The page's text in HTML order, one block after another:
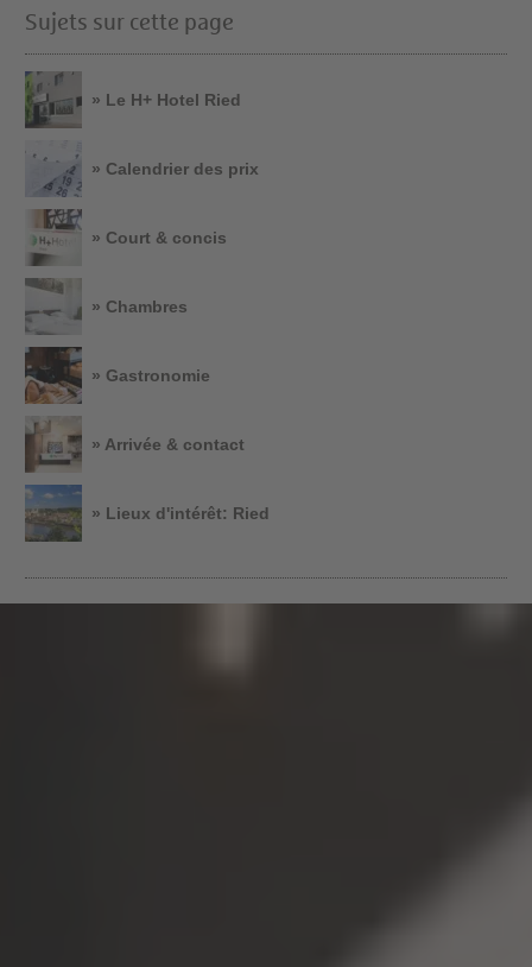
Sujets sur cette page
» Le H+ Hotel Ried
» Calendrier des prix
» Court & concis
» Chambres
» Gastronomie
» Arrivée & contact
» Lieux d'intérêt: Ried